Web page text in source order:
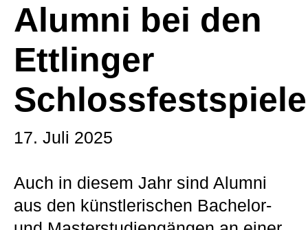
Alumni bei den
Ettlinger
17. Juli 2025
Auch in diesem Jahr sind Alumni
aus den künstlerischen Bachelor-